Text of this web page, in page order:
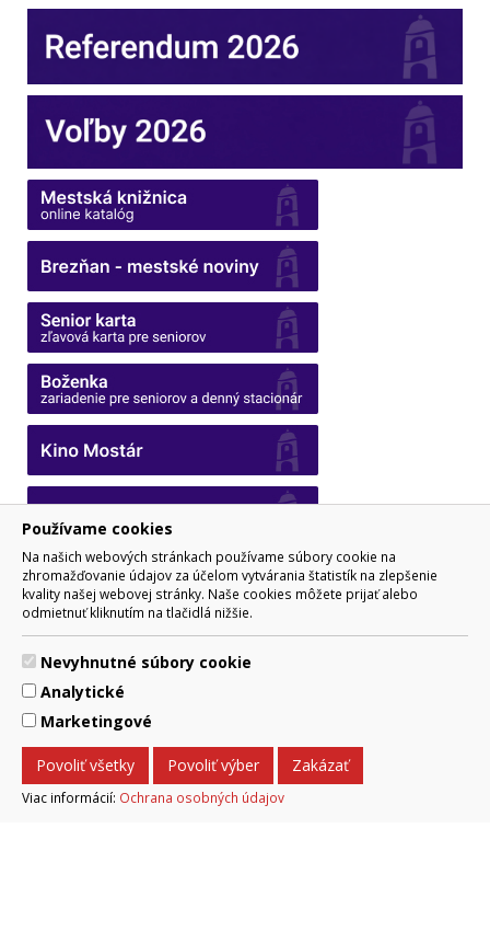
Používame cookies
Na našich webových stránkach používame súbory cookie na
zhromažďovanie údajov za účelom vytvárania štatistík na zlepšenie
kvality našej webovej stránky. Naše cookies môžete prijať alebo
odmietnuť kliknutím na tlačidlá nižšie.
Nevyhnutné súbory cookie
Analytické
Marketingové
Povoliť všetky Povoliť výber Zakázať
Viac informácií: Ochrana osobných údajov
Podujatia v meste
PODUJATIA NA TITULKE